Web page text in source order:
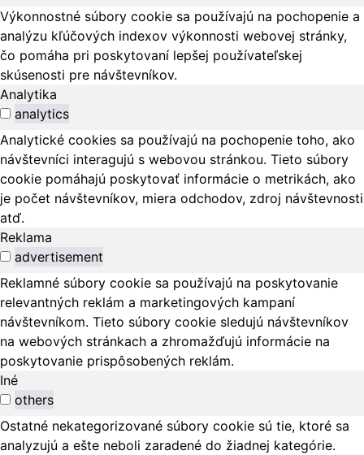
Výkonnostné súbory cookie sa používajú na pochopenie a
analýzu kľúčových indexov výkonnosti webovej stránky,
čo pomáha pri poskytovaní lepšej používateľskej
skúsenosti pre návštevníkov.
Analytika
analytics
Analytické cookies sa používajú na pochopenie toho, ako
návštevníci interagujú s webovou stránkou. Tieto súbory
cookie pomáhajú poskytovať informácie o metrikách, ako
je počet návštevníkov, miera odchodov, zdroj návštevnosti
atď.
Reklama
advertisement
Reklamné súbory cookie sa používajú na poskytovanie
relevantných reklám a marketingových kampaní
návštevníkom. Tieto súbory cookie sledujú návštevníkov
na webových stránkach a zhromažďujú informácie na
poskytovanie prispôsobených reklám.
Iné
others
Ostatné nekategorizované súbory cookie sú tie, ktoré sa
analyzujú a ešte neboli zaradené do žiadnej kategórie.